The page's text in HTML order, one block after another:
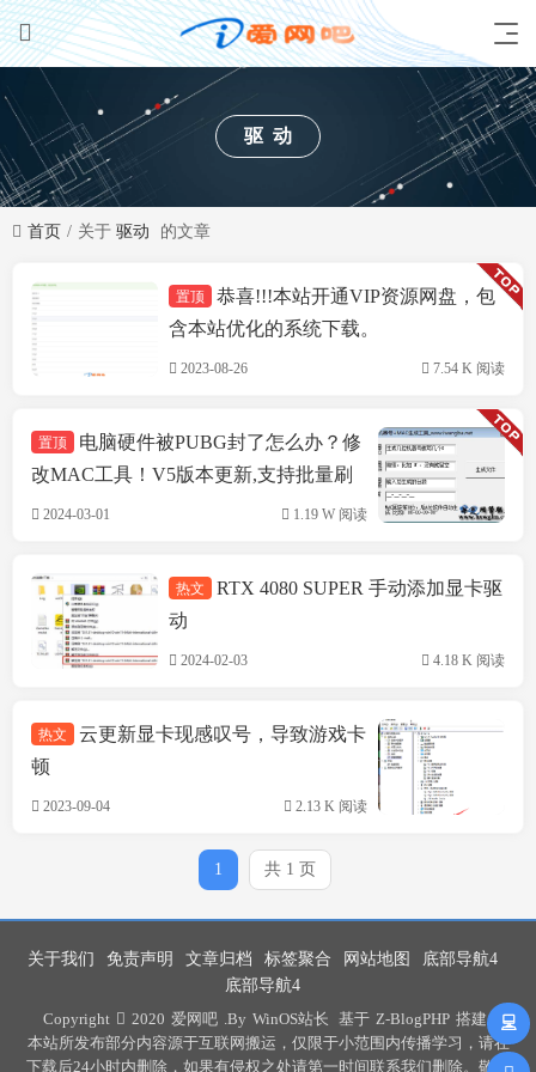
驱动
首页 关于 驱动 的文章
技术方案
置顶
恭喜!!!本站开通VIP资源网盘，包
含本站优化的系统下载。
2023-08-26 7.54 K 阅读
置顶
电脑硬件被PUBG封了怎么办？修
改MAC工具！V5版本更新,支持批量刷
机,支持INTEL&瑞立网卡
2024-03-01 1.19 W 阅读
技术方案
热文
RTX 4080 SUPER 手动添加显卡驱
动
2024-02-03 4.18 K 阅读
热文
云更新显卡现感叹号，导致游戏卡
顿
2023-09-04 2.13 K 阅读
1 共 1 页
关于我们 免责声明 文章归档 标签聚合 网站地图
底部导航4
底部导航4
Copyright
2020 爱网吧 .By WinOS站长 基于 Z-BlogPHP 搭建 .
本站所发布部分内容源于互联网搬运，仅限于小范围内传播学习，请在
下载后24小时内删除，如果有侵权之处请第一时间联系我们删除。敬请